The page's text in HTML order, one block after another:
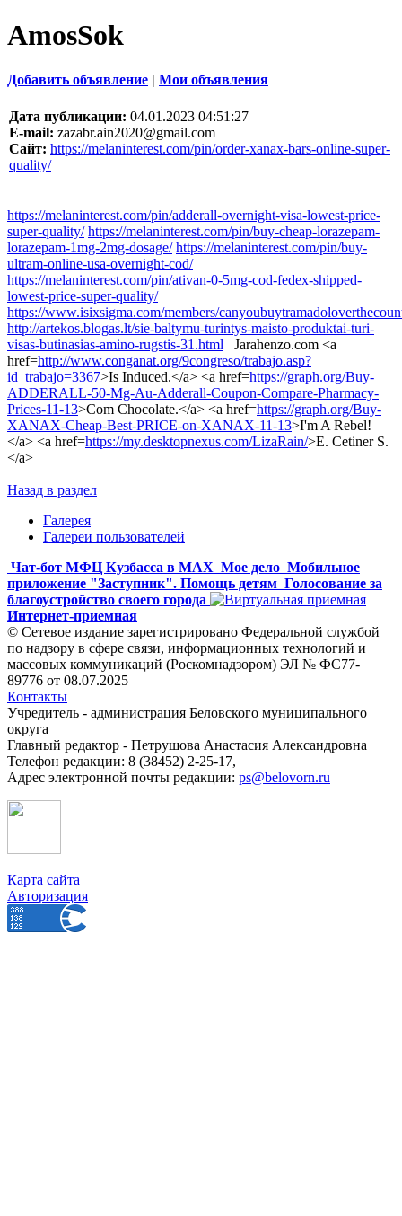
AmosSok
Добавить объявление | Мои объявления
Дата публикации: 04.01.2023 04:51:27
E-mail: zazabr.ain2020@gmail.com
Сайт: https://melaninterest.com/pin/order-xanax-bars-online-super-
quality/
https://melaninterest.com/pin/adderall-overnight-visa-lowest-price-
super-quality/ https://melaninterest.com/pin/buy-cheap-lorazepam-
lorazepam-1mg-2mg-dosage/ https://melaninterest.com/pin/buy-
ultram-online-usa-overnight-cod/
https://melaninterest.com/pin/ativan-0-5mg-cod-fedex-shipped-
lowest-price-super-quality/
https://www.isixsigma.com/members/
http://artekos.blogas.lt/sie-baltymu-turintys-maisto-produktai-turi-
visas-butinasias-amino-rugstis-31.html Jarahenzo.com <a
href=http://www.conganat.org/9congreso/trabajo.asp?
id_trabajo=3367>Is Induced.</a> <a href=https://graph.org/Buy-
ADDERALL-50-Mg-Au-Adderall-Coupon-Compare-Pharmacy-
Prices-11-13>Com Chocolate.</a> <a href=https://graph.org/Buy-
XANAX-Cheap-Best-PRICE-on-XANAX-11-13>I'm A Rebel!
</a> <a href=https://my.desktopnexus.com/LizaRain/>E. Cetiner S.
</a>
Назад в раздел
Галерея
Галереи пользователей
Чат-бот МФЦ Кузбасса в MAX Мое дело Мобильное
приложение "Заступник". Помощь детям Голосование за
благоустройство своего города
Интернет-приемная
© Сетевое издание зарегистрировано Федеральной службой
по надзору в сфере связи, информационных технологий и
массовых коммуникаций (Роскомнадзором) ЭЛ № ФС77-
89776 от 08.07.2025
Контакты
Учредитель - администрация Беловского муниципального
округа
Главный редактор - Петрушова Анастасия Александровна
Телефон редакции: 8 (38452) 2-25-17,
Адрес электронной почты редакции: ps@belovorn.ru
Карта сайта
Авторизация